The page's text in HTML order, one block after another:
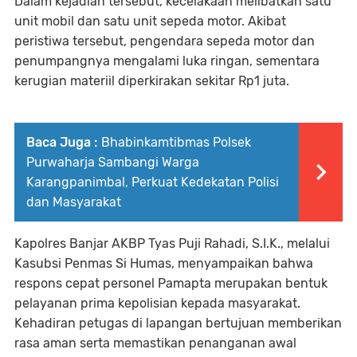
unit mobil dan satu unit sepeda motor. Akibat
peristiwa tersebut, pengendara sepeda motor dan
penumpangnya mengalami luka ringan, sementara
kerugian materiil diperkirakan sekitar Rp1 juta.
Baca Juga : Bhabinkamtibmas Polsek
Purwaharja Sambangi Warga
Karangpanimbal, Perkuat Kedekatan Polisi
dan Masyarakat
Kapolres Banjar AKBP Tyas Puji Rahadi, S.I.K., melalui
Kasubsi Penmas Si Humas, menyampaikan bahwa
respons cepat personel Pamapta merupakan bentuk
pelayanan prima kepolisian kepada masyarakat.
Kehadiran petugas di lapangan bertujuan memberikan
rasa aman serta memastikan penanganan awal